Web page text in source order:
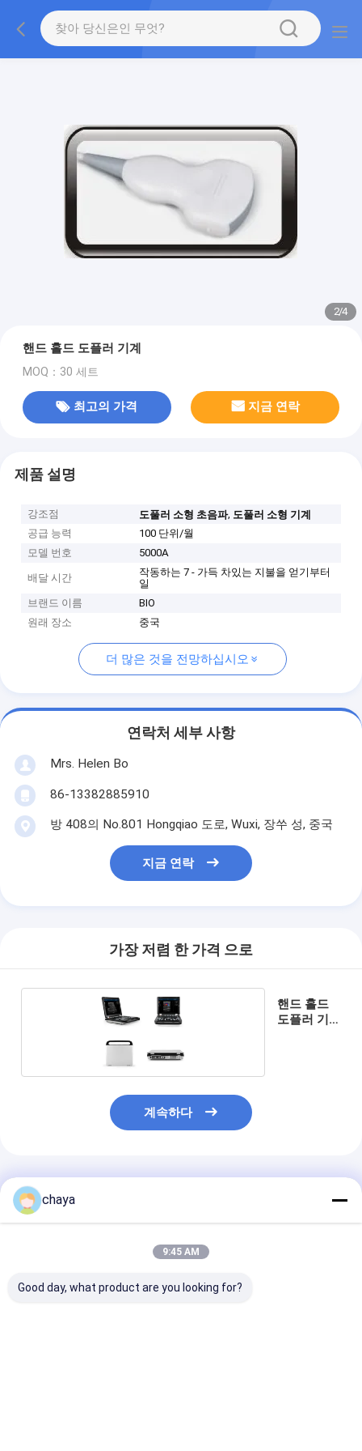
2/4
핸드 홀드 도플러 기계
MOQ：30 세트
최고의 가격 지금 연락
제품 설명
강조점 도풀러 소형 초음파, 도풀러 소형 기계
공급 능력
100 단위/월
모델 번호
5000A
배달 시간
작동하는 7 - 가득 차있는 지불을 얻기부터
일
브랜드 이름
BIO
원래 장소
중국
더 많은 것을 전망하십시오
연락처 세부 사항
Mrs. Helen Bo
86-13382885910
방 408의 No.801 Hongqiao 도로, Wuxi, 장쑤 성, 중국
지금 연락
가장 저렴 한 가격 으로
핸드 홀드
도플러 기
계속하다
추천된 제품
chaya
9:45 AM
Good day, what product are you looking for?